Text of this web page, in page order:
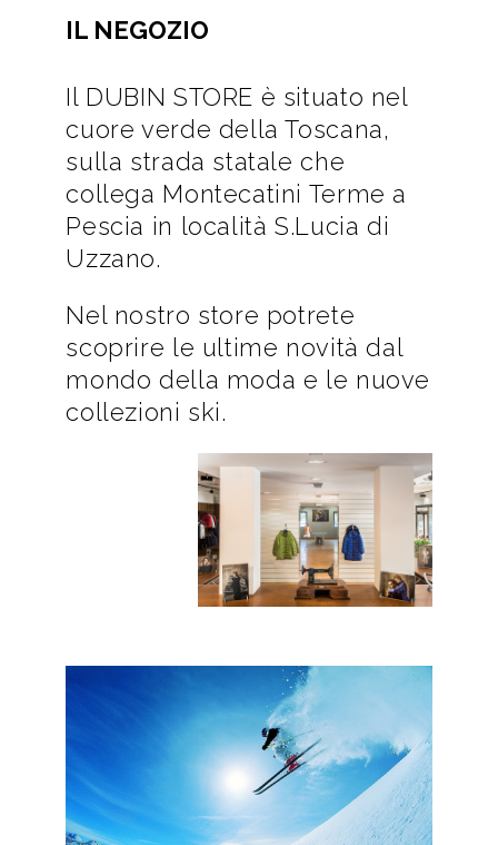
IL NEGOZIO
Il DUBIN STORE è situato nel
cuore verde della Toscana,
sulla strada statale che
collega Montecatini Terme a
Pescia in località S.Lucia di
Uzzano.
Nel nostro store potrete
scoprire le ultime novità dal
mondo della moda e le nuove
collezioni ski.